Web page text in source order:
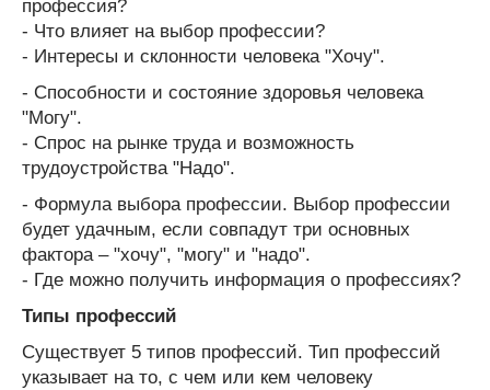
профессия?
- Что влияет на выбор профессии?
- Интересы и склонности человека "Хочу".
- Способности и состояние здоровья человека
"Могу".
- Спрос на рынке труда и возможность
трудоустройства "Надо".
- Формула выбора профессии. Выбор профессии
будет удачным, если совпадут три основных
фактора – "хочу", "могу" и "надо".
- Где можно получить информация о профессиях?
Типы профессий
Существует 5 типов профессий. Тип профессий
указывает на то, с чем или кем человеку